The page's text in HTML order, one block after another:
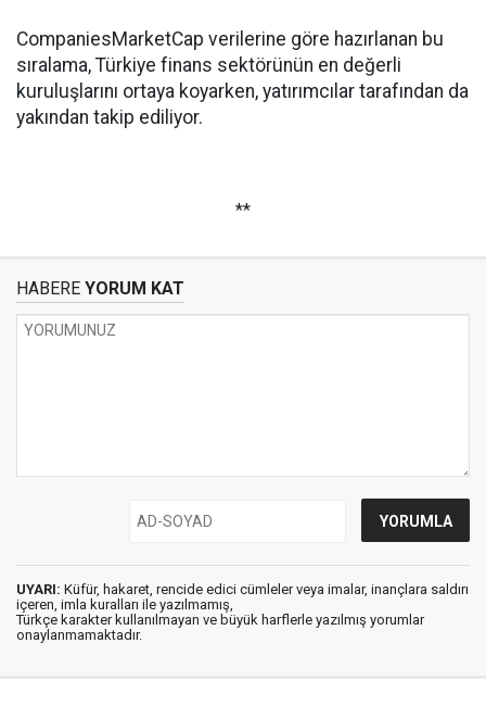
CompaniesMarketCap verilerine göre hazırlanan bu
sıralama, Türkiye finans sektörünün en değerli
kuruluşlarını ortaya koyarken, yatırımcılar tarafından da
yakından takip ediliyor.
**
HABERE YORUM KAT
UYARI: Küfür, hakaret, rencide edici cümleler veya imalar, inançlara saldırı
içeren, imla kuralları ile yazılmamış,
Türkçe karakter kullanılmayan ve büyük harflerle yazılmış yorumlar
onaylanmamaktadır.